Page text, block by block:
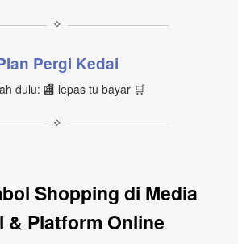
✧
Pergi Kedai
dulu: 🏬 lepas tu bayar 🛒
✧
Shopping di Media
& Platform Online